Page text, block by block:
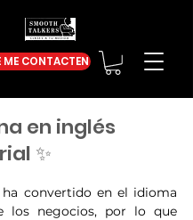
ME CONTACTEN
en inglés
✨
de 5 estrellas.
ha convertido en el idioma
los negocios, por lo que